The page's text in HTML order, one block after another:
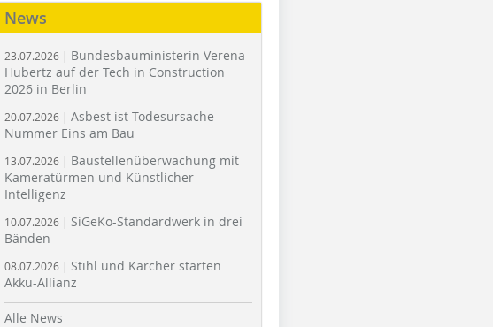
News
23.07.2026 | Bundesbauministerin Verena
Hubertz auf der Tech in Construction
2026 in Berlin
20.07.2026 | Asbest ist Todesursache
Nummer Eins am Bau
13.07.2026 | Baustellenüberwachung mit
Kameratürmen und Künstlicher
Intelligenz
10.07.2026 | SiGeKo-Standardwerk in drei
Bänden
08.07.2026 | Stihl und Kärcher starten
Akku-Allianz
Alle News